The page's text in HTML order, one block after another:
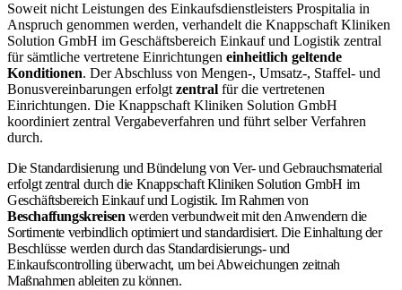
Soweit nicht Leistungen des Einkaufsdienstleisters Prospitalia in
Anspruch genommen werden, verhandelt die Knappschaft Kliniken
Solution GmbH im Geschäftsbereich Einkauf und Logistik zentral
für sämtliche vertretene Einrichtungen einheitlich geltende
Konditionen. Der Abschluss von Mengen-, Umsatz-, Staffel- und
Bonusvereinbarungen erfolgtzentral für die vertretenen
Einrichtungen. Die Knappschaft Kliniken Solution GmbH
koordiniert zentral Vergabeverfahren und führt selber Verfahren
durch.
Die Standardisierung und Bündelung von Ver- und Gebrauchsmaterial
erfolgt zentral durch die Knappschaft Kliniken Solution GmbH im
Geschäftsbereich Einkauf und Logistik. Im Rahmen von
Beschaffungskreisenwerden verbundweit mit den Anwendern die
Sortimente verbindlich optimiert und standardisiert. Die Einhaltung der
Beschlüsse werden durch das Standardisierungs- und
Einkaufscontrolling überwacht, um bei Abweichungen zeitnah
Maßnahmen ableiten zu können.